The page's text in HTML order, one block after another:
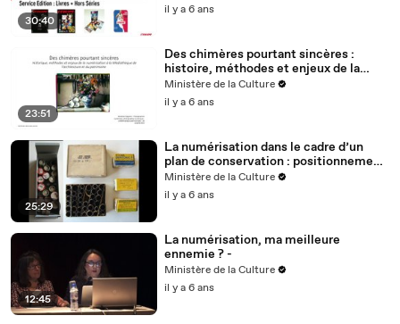
30:40
il y a 6 ans
23:51
Des chimères pourtant sincères :
histoire, méthodes et enjeux de la
numérisation à la Médiathèque de
l'architecture et du patrimoine.
Ministère de la Culture
il y a 6 ans
25:29
La numérisation dans le cadre d’un
plan de conservation : positionnement
et questionnement du restaurateur.
Ministère de la Culture
il y a 6 ans
12:45
La numérisation, ma meilleure
ennemie ? -
Ministère de la Culture
il y a 6 ans